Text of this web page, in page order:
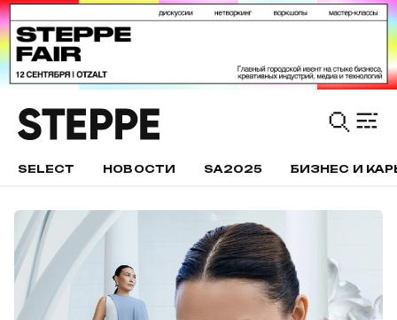
SELECT НОВОСТИ SA2025 БИЗНЕС И